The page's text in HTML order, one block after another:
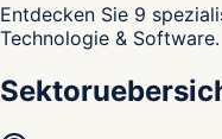
Entdecken Sie 9
Technologie & Software.